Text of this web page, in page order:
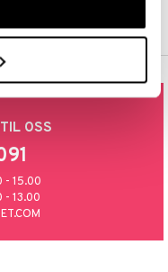
OSS
- 15.00
- 13.00